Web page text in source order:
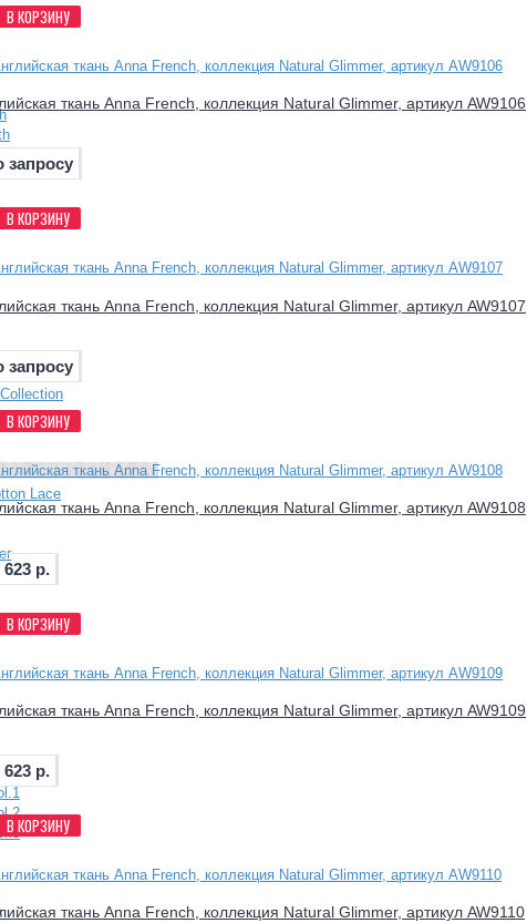
Lace
В КОРЗИНУ
ткань Anna French, коллекция Natural Glimmer, артикул AW9106
запросу
В КОРЗИНУ
ткань Anna French, коллекция Natural Glimmer, артикул AW9107
запросу
В КОРЗИНУ
ткань Anna French, коллекция Natural Glimmer, артикул AW9108
623 р.
В КОРЗИНУ
ткань Anna French, коллекция Natural Glimmer, артикул AW9109
623 р.
В КОРЗИНУ
ткань Anna French, коллекция Natural Glimmer, артикул AW9110